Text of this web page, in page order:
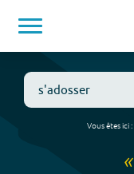
Vous êtes ici :
«